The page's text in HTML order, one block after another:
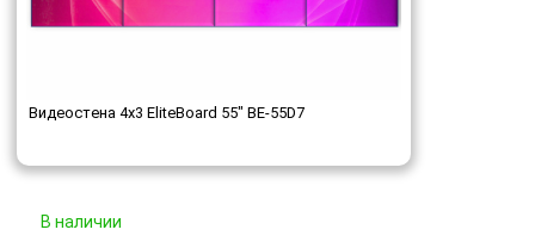
Видеостена 4x3 EliteBoard 55" BE-55D7
В наличии